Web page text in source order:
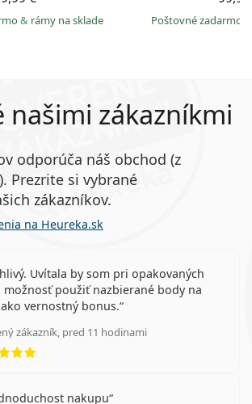
& rámy na sklade Poštovné zadarmo
našimi zákazníkmi
odporúča náš obchod (z
Prezrite si vybrané
zákazníkov.
na Heureka.sk
Uvítala by som pri opakovaných
možnosť použiť nazbierané body na
vernostný bonus.
zákazník, pred 11 hodinami
hodnotenie 5 z 5
nakupu